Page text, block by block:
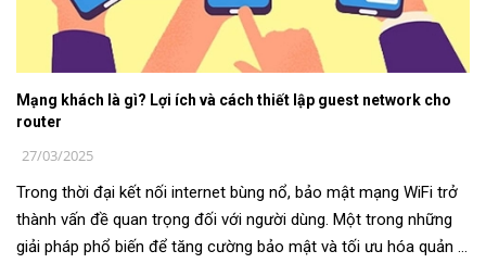
Mạng khách là gì? Lợi ích và cách thiết lập guest network cho
router
27/03/2025
Trong thời đại kết nối internet bùng nổ, bảo mật mạng WiFi trở
thành vấn đề quan trọng đối với người dùng. Một trong những
giải pháp phổ biến để tăng cường bảo mật và tối ưu hóa quản lý